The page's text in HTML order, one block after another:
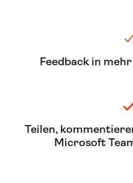
Feedback in
Teilen,
Microsoft